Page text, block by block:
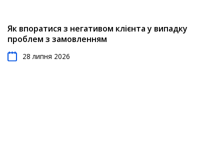
Як впоратися з негативом клієнта у випадку
проблем з замовленням
28 липня 2026